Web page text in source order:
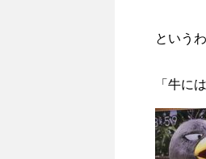
という
「牛に